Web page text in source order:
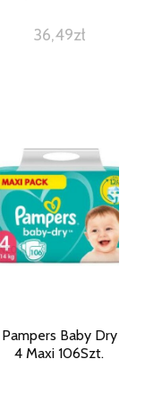
36,49zł
Pampers Baby Dry
4 Maxi 106Szt.